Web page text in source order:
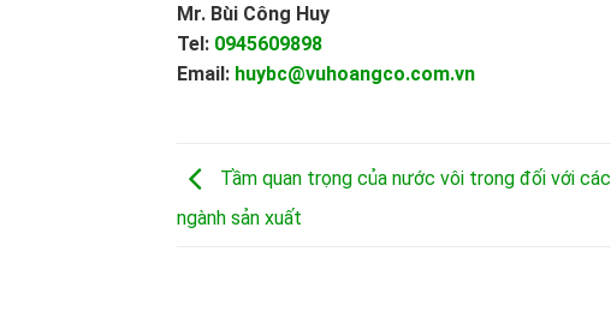
Mr. Bùi Công Huy
Tel: 0945609898
Email: huybc@vuhoangco.com.vn
Tầm quan trọng của nước vôi trong đối với các
ngành sản xuất